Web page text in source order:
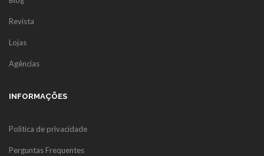
Revista
Lojas
Agências
INFORMAÇÕES
Política de privacidade
Perguntas Frequentes